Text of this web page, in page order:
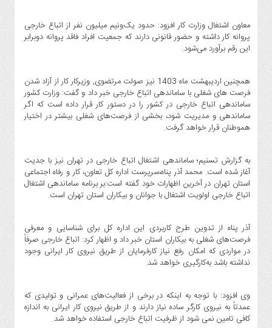
و
بین
الملل
روز
گوناگون
معاون اشتغال وزارت کار افزود: حدود یک‌ونیم میلیون نفر از اتباع خارجی
پروانه کار داشته و حضور قانونی دارند که جمعیت افراد فاقد پروانه دوبرابر
این رقم برآورد می‌شود.
همچنین اردیبهشت ماه 1403 نیز صولت مرتضوی, وزیرکار کار از آزاد شدن
فرصت های شغلی با ساماندهی اتباع خارجی خبر داد و گفت: وزارت کشور
ساماندهی اتباع خارجی در کشور را در دستور کار قرار داده است که اگر
ساماندهی و مدیریت شود، بخشی از فرصت‌های شغلی بیشتر در اختیار
هموطنان قرار خواهد گرفت.
به گزارش تسنیم؛ ساماندهی اشتغال اتباع خارجی در تهران نیز با جدیت
آغاز شده است. محمد آذر پناه،سرپرست اداره کل تعاون، کار و رفاه اجتماعی
استان تهران در آخرین اظهارات خود گفته است:بر برنامه ساماندهی اشتغال
اتباع خارجی اولویت اشتغال با جوانان و بیکاران استان تهران است.
آذر پناه از تدوین طرح کاربردی این اداره کل برای شناسایی و معرفی
فرصت‌های شغلی به بیکاران استان خبر داد و اظهار کرد: اتباع خارجی صرفاً
در مواردی که امکان رفع نیاز کارفرمایان از طریق نیروی کار ایرانی وجود
نداشته باشد به‌کارگیری خواهد شد.
وی افزود: با توجه به‌ اینکه در برخی از فعالیت‌های عمرانی و تولیدی که
عمدتاً به نیروی کارگر ساده نیاز دارند و از طریق نیروی کار ایرانی به اندازه
کافی تامین نمی شود از ظرفیت اتباع خارجی استفاده خواهد شد.